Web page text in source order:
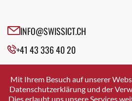
Crissier
Davos Platz
Dierikon
Dietikon
INFO@SWISSICT.CH
+41 43 336 40 20
SWISSICT
VULKANSTRASSE 120
8048 ZURICH
Mit Ihrem Besuch auf unserer
Datenschutzerklärung und der
Dies erlaubt uns unsere Services